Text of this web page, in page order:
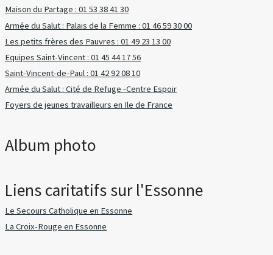
Maison du Partage : 01 53 38 41 30
Armée du Salut : Palais de la Femme : 01 46 59 30 00
Les petits frères des Pauvres : 01 49 23 13 00
Equipes Saint-Vincent : 01 45 44 17 56
Saint-Vincent-de-Paul : 01 42 92 08 10
Armée du Salut : Cité de Refuge -Centre Espoir
Foyers de jeunes travailleurs en Ile de France
Album photo
Liens caritatifs sur l'Essonne
Le Secours Catholique en Essonne
La Croix-Rouge en Essonne